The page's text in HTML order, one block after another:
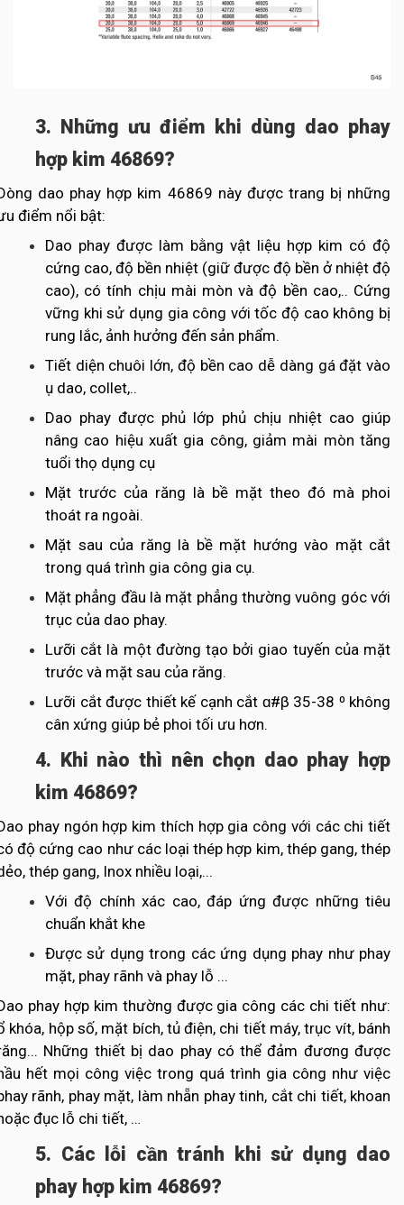
3. Những ưu điểm khi dùng dao phay
hợp kim 46869?
dao phay hợp kim 46869 này được trang bị những
điểm nổi bật:
Dao phay được làm bằng vật liệu hợp kim có độ
cứng cao, độ bền nhiệt (giữ được độ bền ở nhiệt độ
cao), có tính chịu mài mòn và độ bền cao,.. Cứng
vững khi sử dụng gia công với tốc độ cao không bị
rung lắc, ảnh hưởng đến sản phẩm.
Tiết diện chuôi lớn, độ bền cao dễ dàng gá đặt vào
ụ dao, collet,..
Dao phay được phủ lớp phủ chịu nhiệt cao giúp
nâng cao hiệu xuất gia công, giảm mài mòn tăng
tuổi thọ dụng cụ
Mặt trước của răng là bề mặt theo đó mà phoi
thoát ra ngoài.
Mặt sau của răng là bề mặt hướng vào mặt cắt
trong quá trình gia công gia cụ.
Mặt phẳng đầu là mặt phẳng thường vuông góc với
trục của dao phay.
Lưỡi cắt là một đường tạo bởi giao tuyến của mặt
trước và mặt sau của răng.
Lưỡi cắt được thiết kế cạnh cắt ɑ#β 35-38 ⁰ không
cân xứng giúp bẻ phoi tối ưu hơn.
4. Khi nào thì nên chọn dao phay hợp
kim 46869?
phay ngón hợp kim thích hợp gia công với các chi tiết
độ cứng cao như các loại thép hợp kim, thép gang, thép
thép gang, Inox nhiều loại,...
Với độ chính xác cao, đáp ứng được những tiêu
chuẩn khắt khe
Được sử dụng trong các ứng dụng phay như phay
mặt, phay rãnh và phay lỗ ...
phay hợp kim thường được gia công các chi tiết như:
khóa, hộp số, mặt bích, tủ điện, chi tiết máy, trục vít, bánh
Những thiết bị dao phay có thể đảm đương được
hết mọi công việc trong quá trình gia công như việc
rãnh, phay mặt, làm nhẵn phay tinh, cắt chi tiết, khoan
đục lỗ chi tiết, …
5. Các lỗi cần tránh khi sử dụng dao
phay hợp kim 46869?